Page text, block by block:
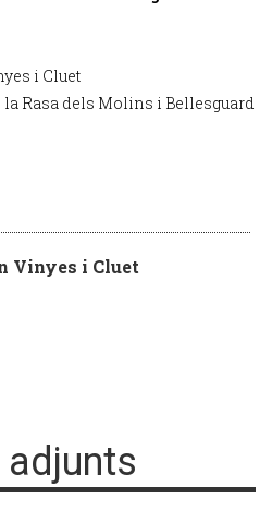
i Cluet
la Rasa dels Molins i Bellesguard
Vinyes i Cluet